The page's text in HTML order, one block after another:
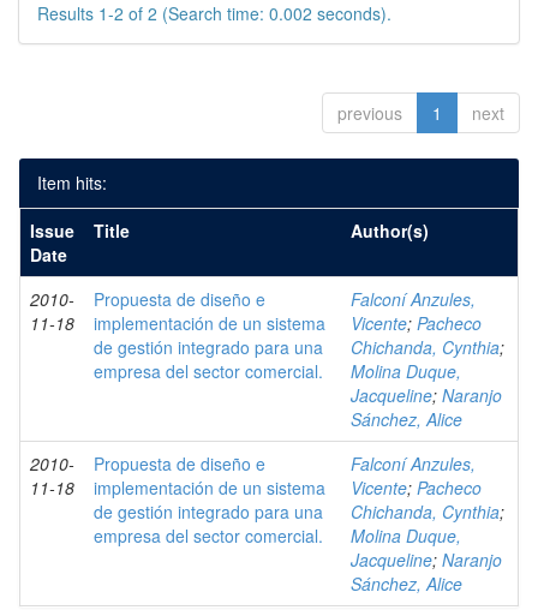
Results 1-2 of 2 (Search time: 0.002 seconds).
previous 1 next
Item hits:
Issue
Date
Title Author(s)
2010-
11-18
Propuesta de diseño e
implementación de un sistema
de gestión integrado para una
empresa del sector comercial.
Falconí Anzules,
Vicente; Pacheco
Chichanda, Cynthia;
Molina Duque,
Jacqueline; Naranjo
Sánchez, Alice
2010-
11-18
Propuesta de diseño e
implementación de un sistema
de gestión integrado para una
empresa del sector comercial.
Falconí Anzules,
Vicente; Pacheco
Chichanda, Cynthia;
Molina Duque,
Jacqueline; Naranjo
Sánchez, Alice